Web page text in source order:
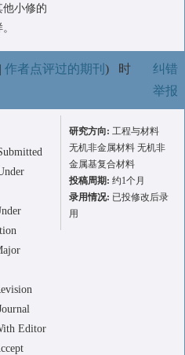
他小修的
| 作者点评过的期刊 ) 时
纠错
举报
Editor
研究方向: 工程与材料
无机非金属材料 无机非
金属基复合材料
投稿周期: 约1个月
录用情况: 已投修改后录
用